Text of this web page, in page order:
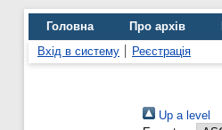
Головна Про архів
Вхід в систему
Реєстрація
Up a level